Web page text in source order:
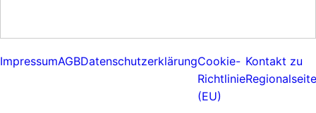
ImpressumAGBDatenschutzerklärungCookie-
Richtlinie
(EU)
Kontakt zu